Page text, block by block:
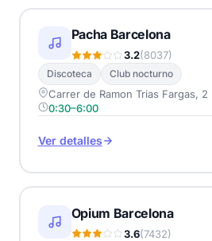
Pacha Barcelona
3.2(8037)
Discoteca Club nocturno
Carrer de Ramon Trias Fargas, 2
0:30–6:00
Ver detalles
Opium Barcelona
3.6(7432)